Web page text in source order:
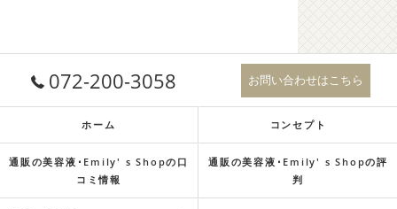
072-200-3058 お問い合わせはこちら
ホーム コンセプト
通販の美容液･Emily' s Shopの口
コミ情報
通販の美容液･Emily' s Shopの評
判